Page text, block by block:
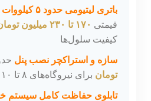
باتری لیتیومی حدود ۵ کیلووات ساعت
قیمتی ۱۷۰ تا ۲۳۰ میلیون تومان
کیفیت سلول‌ها
سازه و استراکچر نصب پنل
تومان برای نیروگاه‌های ۸ تا ۱۰ پنله
تابلوی حفاظت کامل سیستم